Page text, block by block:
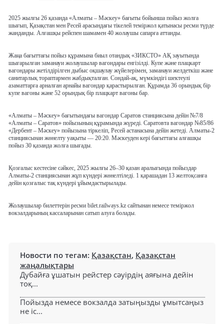
2025 жылғы 26 қазанда «Алматы – Мәскеу» бағыты бойынша пойыз жолға
шығып, Қазақстан мен Ресей арасындағы тікелей теміржол қатынасы ресми түрде
жанданды. Алғашқы рейспен шамамен 40 жолаушы сапарға аттанды.
Жаңа бағыттағы пойыз құрамына биыл отандық «ЗИКСТО» АҚ зауытында
шығарылған заманауи жолаушылар вагондары енгізілді. Купе және плацкарт
вагондары жетілдірілген дыбыс оқшаулау жүйелерімен, заманауи желдеткіш және
санитарлық тораптармен жабдықталған. Сондай-ақ, мүмкіндігі шектеулі
азаматтарға арналған арнайы вагондар қарастырылған. Құрамда 36 орындық бір
купе вагоны және 52 орындық бір плацкарт вагоны бар.
«Алматы – Мәскеу» бағытындағы вагондар Саратов станциясына дейін №7/8
«Алматы – Саратов» пойызының құрамында жүреді. Саратовта вагондар №85/86
«Дербент – Мәскеу» пойызына тіркеліп, Ресей астанасына дейін жетеді. Алматы-2
станциясынан жөнелту уақыты — 20:20. Мәскеуден кері бағыттағы алғашқы
пойыз 30 қазанда жолға шығады.
Қозғалыс кестесіне сәйкес, 2025 жылғы 26–30 қазан аралығында пойыздар
Алматы-2 станциясынан жұп күндері жөнелтіледі. 1 қарашадан 13 желтоқсанға
дейін қозғалыс тақ күндері ұйымдастырылады.
Жолаушылар билеттерін ресми bilet.railways.kz сайтынан немесе теміржол
вокзалдарының кассаларынан сатып алуға болады.
Новости по тегам: Қазақстан, Қазақстан
жаңалықтары
Дубайға ұшатын рейстер сәуірдің аяғына дейін
тоқ...
Пойызда немесе вокзалда затыңызды ұмытсаңыз
не іс...